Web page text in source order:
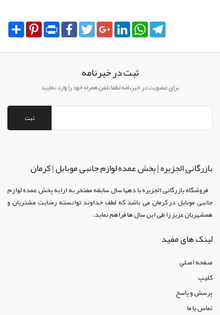
Share PinterestPrint FacebookTwitterGoogle+LinkedInWhatsApp
ثبت در خبرنامه
برای عضویت در خبرنامه لطفا تلفن همراه خود را وارد نمایید
ثبت
بازرگانی الجزيره | پخش عمده لوازم جانبی موبایل | کرمان
فروشگاه بازرگانی الجزيره با دهها سال سابقه مفتخر به ارايه پخش عمده لوازم
جانبی موبایل در کرمان می باشد که لطف خداوند توانسته رضايت مشتريان و
همشهريان عزيز را طی اين سال ها فراهم نمايد.
لینک های مفید
صفحه اصلي
کليپ
پرسش و پاسخ
تماس با ما